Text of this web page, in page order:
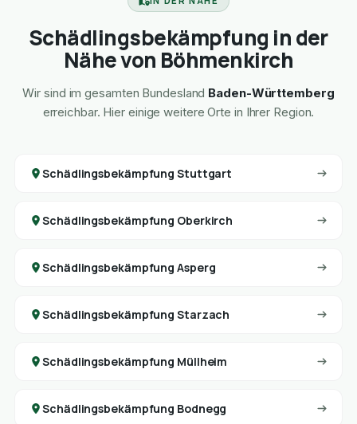
Schädlingsbekämpfung in der
Nähe von Böhmenkirch
Wir sind im gesamten Bundesland Baden-Württemberg
erreichbar. Hier einige weitere Orte in Ihrer Region.
Schädlingsbekämpfung Stuttgart
Schädlingsbekämpfung Oberkirch
Schädlingsbekämpfung Asperg
Schädlingsbekämpfung Starzach
Schädlingsbekämpfung Müllheim
Schädlingsbekämpfung Bodnegg